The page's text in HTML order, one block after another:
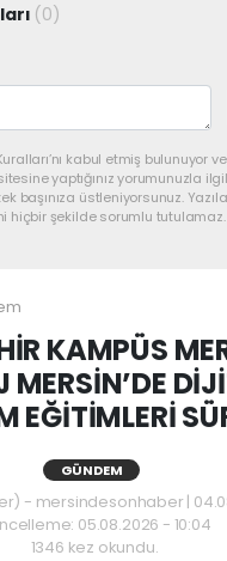
(0)
kabul etmiş bulunuyor ve
yaptığınız yorumunuzla
başınıza üstleniyorsunuz.
hiçbir şekilde sorumlu tutulamaz.
KAMPÜS
MERSİN’DE
EĞİTİMLERİ
GÜNDEM
- mersindesonhaber |
05.08.2026 - 10:04
1346 kez okundu.